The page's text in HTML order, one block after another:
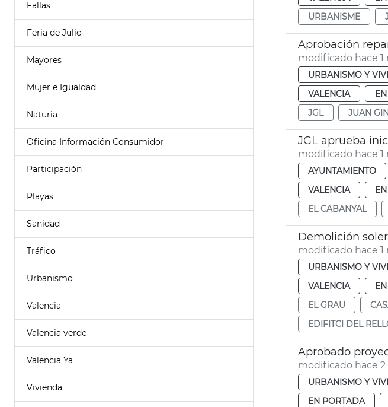
Fallas
Feria de Julio
Mayores
Mujer e Igualdad
Naturia
Oficina Información Consumidor
Participación
Playas
Sanidad
Tráfico
Urbanismo
Valencia
Valencia verde
Valencia Ya
Vivienda
URBANISME
Aprobación
modificado hace 1
URBANISMO Y
VALENCIA
JGL
JUAN
JGL aprueba
modificado hace 1
AYUNTAMIENTO
VALENCIA
EL CABANYAL
Demolición
modificado hace 1
URBANISMO Y
VALENCIA
EL GRAU
EDIFITCI DEL
Aprobado
modificado hace 2
URBANISMO Y
EN PORTADA